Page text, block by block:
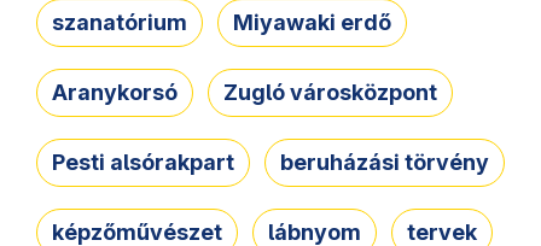
szanatórium Miyawaki erdő
Aranykorsó Zugló városközpont
Pesti alsórakpart beruházási törvény
képzőművészet lábnyom tervek